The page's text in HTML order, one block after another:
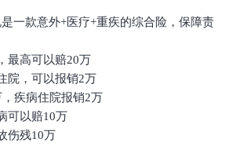
一款意外+医疗+重疾的综合险，保障责
最高可以赔20万
院，可以报销2万
疾病住院报销2万
可以赔10万
伤残10万